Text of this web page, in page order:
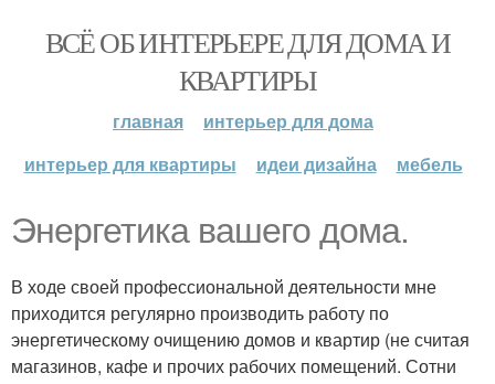
ВСЁ ОБ ИНТЕРЬЕРЕ ДЛЯ ДОМА И
КВАРТИРЫ
главная
интерьер для дома
интерьер для квартиры
идеи дизайна мебель
Энергетика вашего дома.
В ходе своей профессиональной деятельности мне
приходится регулярно производить работу по
энергетическому очищению домов и квартир (не считая
магазинов, кафе и прочих рабочих помещений. Сотни